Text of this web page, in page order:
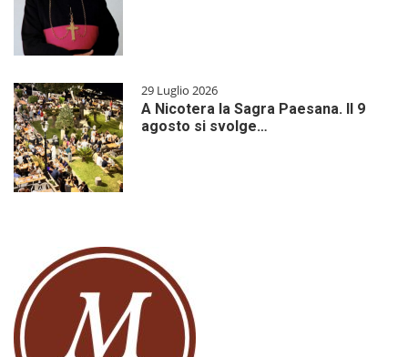
29 Luglio 2026
A Nicotera la Sagra Paesana. Il 9
agosto si svolge…